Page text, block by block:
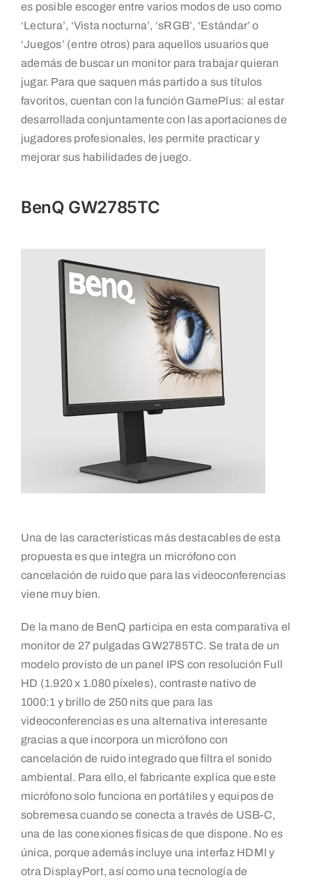
es posible escoger entre varios modos de uso como
‘Lectura’, ‘Vista nocturna’, ‘sRGB’, ‘Estándar’ o
‘Juegos’ (entre otros) para aquellos usuarios que
además de buscar un monitor para trabajar quieran
jugar. Para que saquen más partido a sus títulos
favoritos, cuentan con la función GamePlus: al estar
desarrollada conjuntamente con las aportaciones de
jugadores profesionales, les permite practicar y
mejorar sus habilidades de juego.
BenQ GW2785TC
Una de las características más destacables de esta
propuesta es que integra un micrófono con
cancelación de ruido que para las videoconferencias
viene muy bien.
De la mano de BenQ participa en esta comparativa el
monitor de 27 pulgadas GW2785TC. Se trata de un
modelo provisto de un panel IPS con resolución Full
HD (1.920 x 1.080 píxeles), contraste nativo de
1000:1 y brillo de 250 nits que para las
videoconferencias es una alternativa interesante
gracias a que incorpora un micrófono con
cancelación de ruido integrado que filtra el sonido
ambiental. Para ello, el fabricante explica que este
micrófono solo funciona en portátiles y equipos de
sobremesa cuando se conecta a través de USB-C,
una de las conexiones físicas de que dispone. No es
única, porque además incluye una interfaz HDMI y
otra DisplayPort, así como una tecnología de